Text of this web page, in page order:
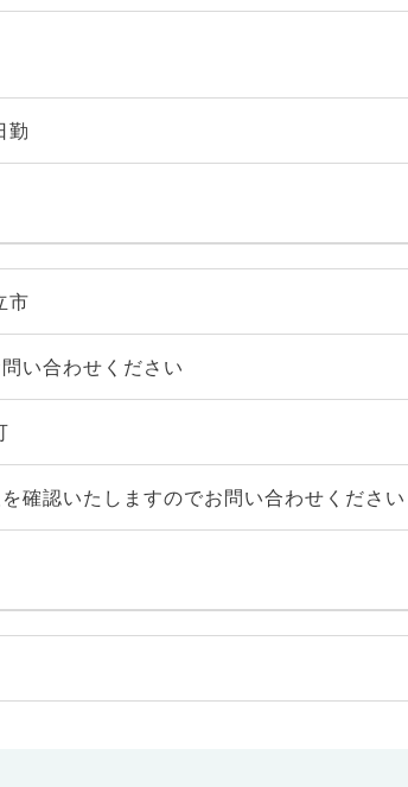
勤
市
い合わせください
確認いたしますのでお問い合わせください